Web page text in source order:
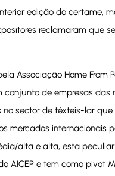
edição do certame,
reclamaram que
Associação Home From
conjunto de empresas das
sector de têxteis-lar que
mercados internacionais
alta e alta, esta
AICEP e tem como pivot